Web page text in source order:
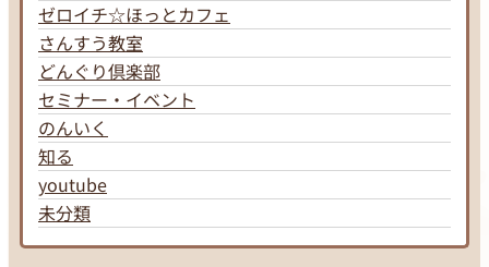
ゼロイチ☆ほっとカフェ
さんすう教室
どんぐり倶楽部
セミナー・イベント
のんいく
知る
youtube
未分類